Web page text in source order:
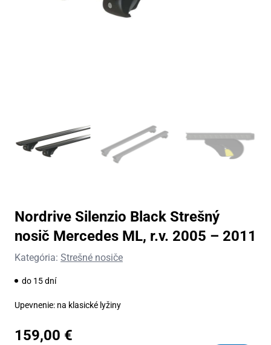
Nordrive Silenzio Black Strešný
nosič Mercedes ML, r.v. 2005 – 2011
Kategória: Strešné nosiče
do 15 dní
Upevnenie: na klasické lyžiny
159,00 €